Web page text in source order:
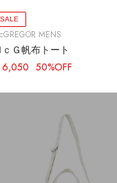
SALE
MENS
ｃＧ帆布トート
6,050 50%OFF